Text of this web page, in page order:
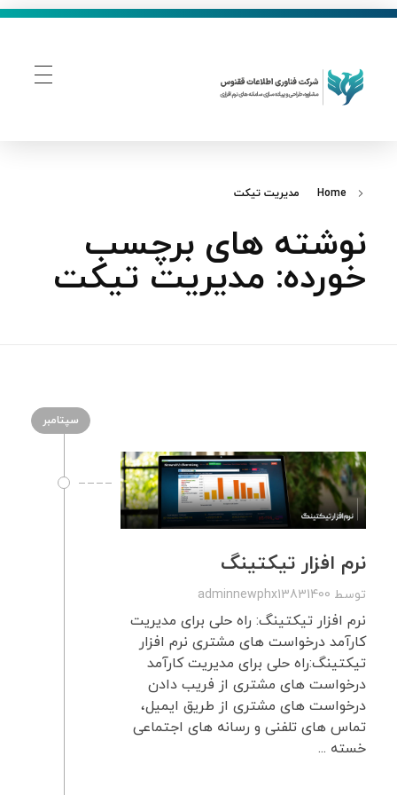
Home مدیریت تیکت
نوشته های برچسب
خورده: مدیریت تیکت
سپتامبر
نرم افزار تیکتینگ
توسط adminnewphx13831400
نرم افزار تیکتینگ: راه حلی برای مدیریت
کارآمد درخواست های مشتری نرم افزار
تیکتینگ:راه حلی برای مدیریت کارآمد
درخواست های مشتری از فریب دادن
درخواست های مشتری از طریق ایمیل،
تماس های تلفنی و رسانه های اجتماعی
خسته ...